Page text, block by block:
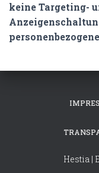
keine Targeting-
Hestia |